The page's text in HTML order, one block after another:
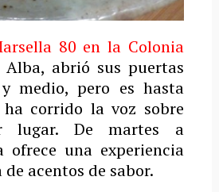
80 en la Colonia
Alba, abrió sus puertas
medio, pero es hasta
corrido la voz sobre
lugar. De martes a
ofrece una experiencia
acentos de sabor.